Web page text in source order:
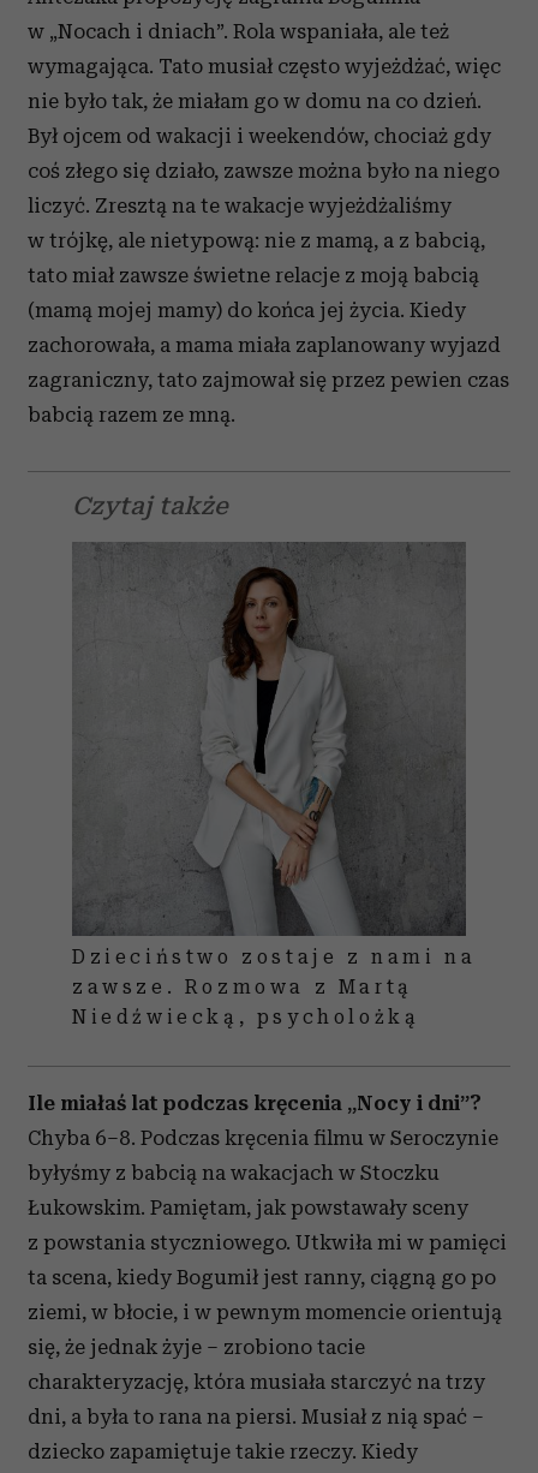
w „Nocach i dniach”. Rola wspaniała, ale też
wymagająca. Tato musiał często wyjeżdżać, więc
nie było tak, że miałam go w domu na co dzień.
Był ojcem od wakacji i weekendów, chociaż gdy
coś złego się działo, zawsze można było na niego
liczyć. Zresztą na te wakacje wyjeżdżaliśmy
w trójkę, ale nietypową: nie z mamą, a z babcią,
tato miał zawsze świetne relacje z moją babcią
(mamą mojej mamy) do końca jej życia. Kiedy
zachorowała, a mama miała zaplanowany wyjazd
zagraniczny, tato zajmował się przez pewien czas
babcią razem ze mną.
Czytaj także
Dzieciństwo zostaje z nami na
zawsze. Rozmowa z Martą
Niedźwiecką, psycholożką
Ile miałaś lat podczas kręcenia „Nocy i dni”?
Chyba 6–8. Podczas kręcenia filmu w Seroczynie
byłyśmy z babcią na wakacjach w Stoczku
Łukowskim. Pamiętam, jak powstawały sceny
z powstania styczniowego. Utkwiła mi w pamięci
ta scena, kiedy Bogumił jest ranny, ciągną go po
ziemi, w błocie, i w pewnym momencie orientują
się, że jednak żyje – zrobiono tacie
charakteryzację, która musiała starczyć na trzy
dni, a była to rana na piersi. Musiał z nią spać –
dziecko zapamiętuje takie rzeczy. Kiedy